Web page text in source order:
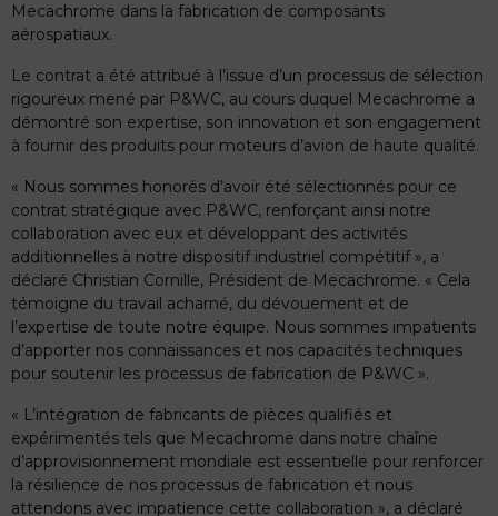
Mecachrome dans la fabrication de composants
aérospatiaux.
Le contrat a été attribué à l’issue d’un processus de sélection
rigoureux mené par P&WC, au cours duquel Mecachrome a
démontré son expertise, son innovation et son engagement
à fournir des produits pour moteurs d’avion de haute qualité.
« Nous sommes honorés d’avoir été sélectionnés pour ce
contrat stratégique avec P&WC, renforçant ainsi notre
collaboration avec eux et développant des activités
additionnelles à notre dispositif industriel compétitif », a
déclaré Christian Cornille, Président de Mecachrome. « Cela
témoigne du travail acharné, du dévouement et de
l’expertise de toute notre équipe. Nous sommes impatients
d’apporter nos connaissances et nos capacités techniques
pour soutenir les processus de fabrication de P&WC ».
« L’intégration de fabricants de pièces qualifiés et
expérimentés tels que Mecachrome dans notre chaîne
d’approvisionnement mondiale est essentielle pour renforcer
la résilience de nos processus de fabrication et nous
attendons avec impatience cette collaboration », a déclaré